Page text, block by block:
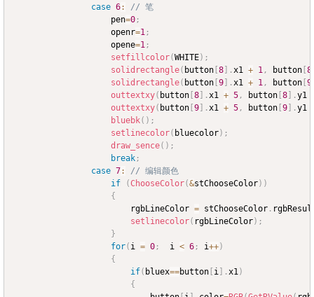
case 6:
// 笔
					pen
=0 ;
					openr
=1 ;
					opene
=1 ;
setfillcolor(WHITE) ;
solidrectangle( button 8 .x1 + 1 , button 8
solidrectangle( button 9 .x1 + 1 , button 9
outtextxy( button 8 .x1 + 5 , button 8 .y1
outtextxy( button 9 .x1 + 5 , button 9 .y1
bluebk( ) ;
setlinecolor( bluecolor) ;
draw_sence( ) ;
break ;
case 7:
// 编辑颜色
if
(ChooseColor(&stChooseColor) )
{
						rgbLineColor
= stChooseColor .
setlinecolor( rgbLineColor) ;
}
for( i = 0 ;
	i
< 6 ; i++)
{
if( bluex==button i .x1)
{